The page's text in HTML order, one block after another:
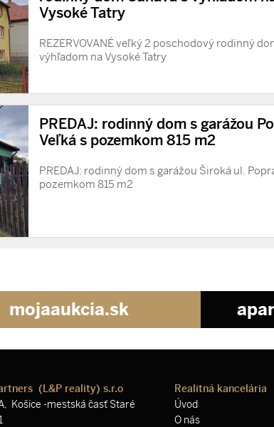
Vysoké Tatry
REZERVOVANÉ veľký 2 poschodový rodinný
výhľadom na Vysoké Tatry
PREDAJ: rodinný dom s garážou
Veľká s pozemkom 815 m2
PREDAJ: rodinný dom s garážou Široká ul.
pozemkom 815 m2
mojaaukcia.sk
(L&P reality) s.r.o
Košice -mestská časť Staré
Realitná kancelária
Úvod
O nás